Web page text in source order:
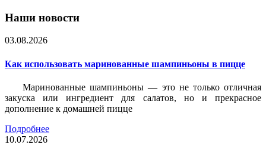
Наши новости
03.08.2026
Как использовать маринованные шампиньоны в пицце
Маринованные шампиньоны — это не только отличная
закуска или ингредиент для салатов, но и прекрасное
дополнение к домашней пицце
Подробнее
10.07.2026